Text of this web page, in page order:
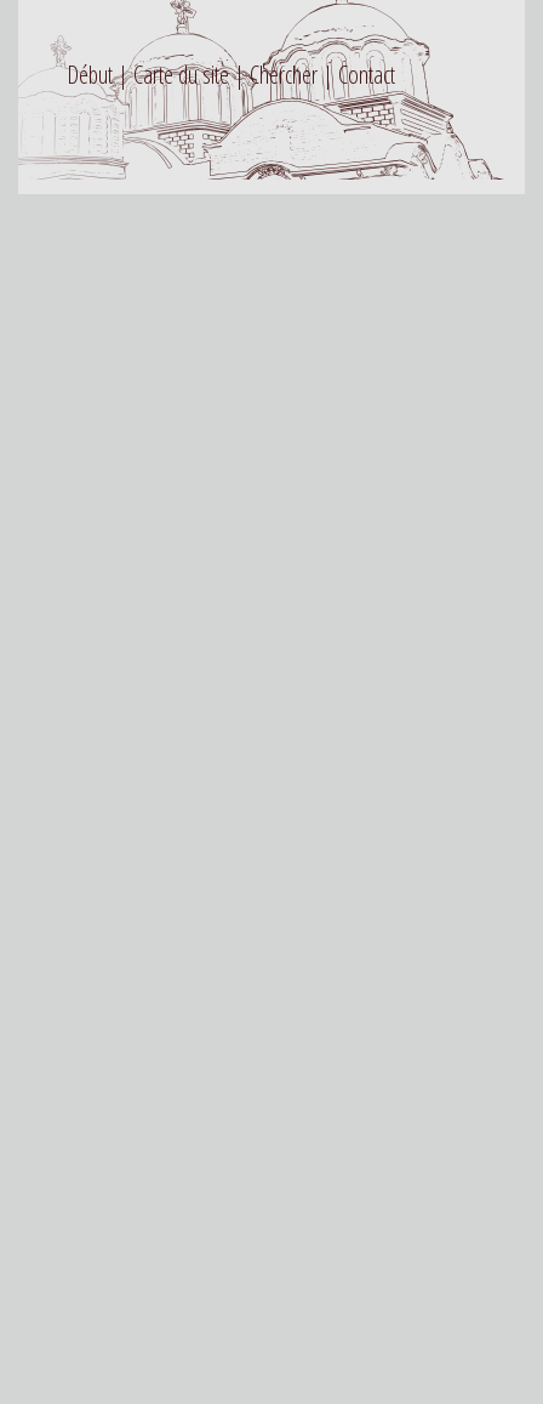
Début Carte du site Chercher Contact